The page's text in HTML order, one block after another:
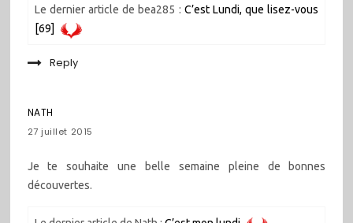
Le dernier article de bea285 : C’est Lundi, que lisez-vous
[69]
Reply
NATH
27 juillet 2015
Je te souhaite une belle semaine pleine de bonnes
découvertes.